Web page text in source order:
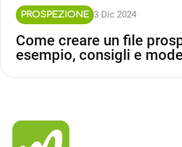
PROSPEZIONE 3 Dic 2024
Come creare un file
esempio, consigli e